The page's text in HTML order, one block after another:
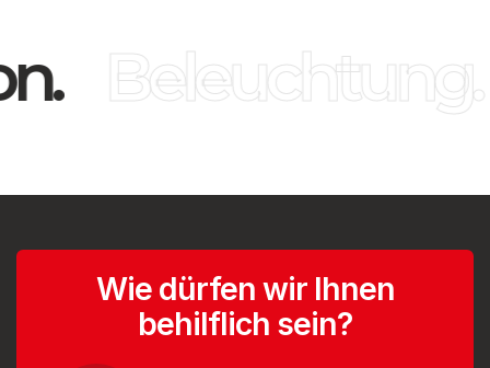
Beleuchtung.
Wie dürfen wir Ihnen
behilflich sein?